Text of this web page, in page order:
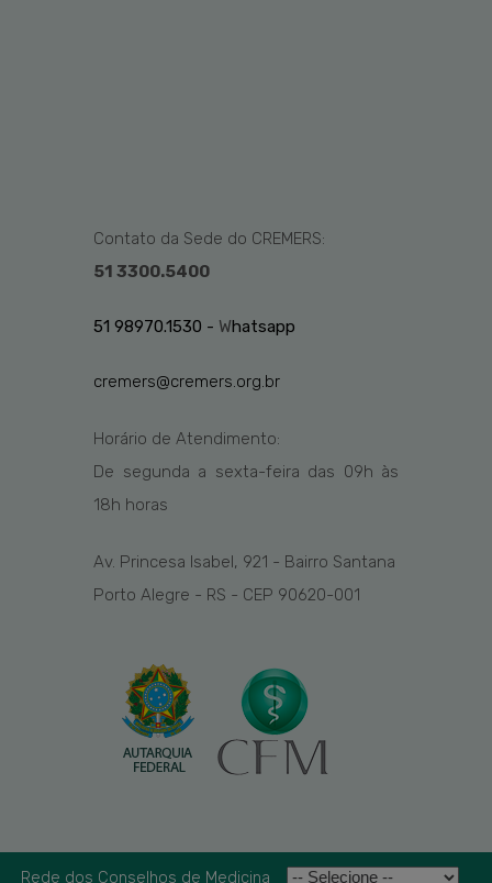
Contato da Sede do CREMERS:
51 3300.5400
51 98970.1530 - Whatsapp
cremers@cremers.org.br
Horário de Atendimento:
De segunda a sexta-feira das 09h às
18h horas
Av. Princesa Isabel, 921 - Bairro Santana
Porto Alegre - RS - CEP 90620-001
Rede dos Conselhos de Medicina